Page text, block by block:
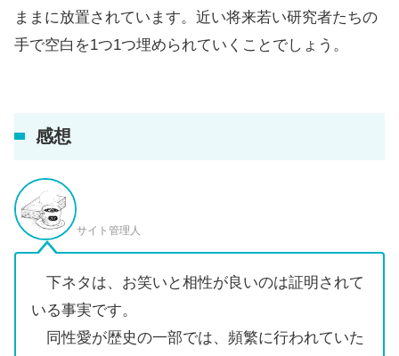
ままに放置されています。近い将来若い研究者たちの
手で空白を1つ1つ埋められていくことでしょう。
感想
サイト管理人
下ネタは、お笑いと相性が良いのは証明されて
いる事実です。
同性愛が歴史の一部では、頻繁に行われていた